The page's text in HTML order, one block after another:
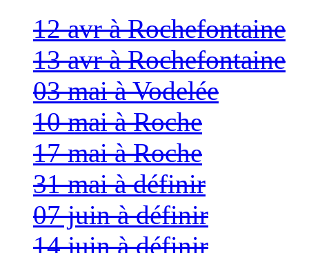
12 avr à Rochefontaine
13 avr à Rochefontaine
03 mai à Vodelée
10 mai à Roche
17 mai à Roche
31 mai à définir
07 juin à définir
14 juin à définir